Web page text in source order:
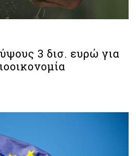
3 δισ. ευρώ για